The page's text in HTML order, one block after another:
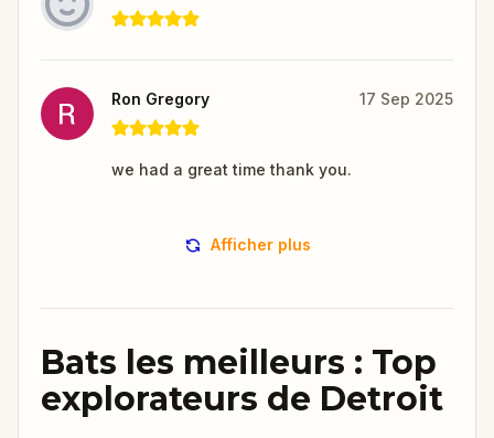
Ron Gregory 17 Sep 2025
we had a great time thank you.
Afficher plus
Bats les meilleurs : Top
explorateurs de Detroit